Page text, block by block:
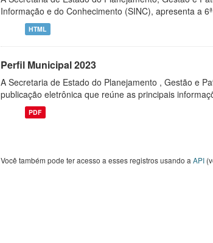
Informação e do Conhecimento (SINC), apresenta a
HTML
Perfil Municipal 2023
A Secretaria de Estado do Planejamento , Gestão e
publicação eletrônica que reúne as principais
PDF
Você também pode ter acesso a esses registros usando a API